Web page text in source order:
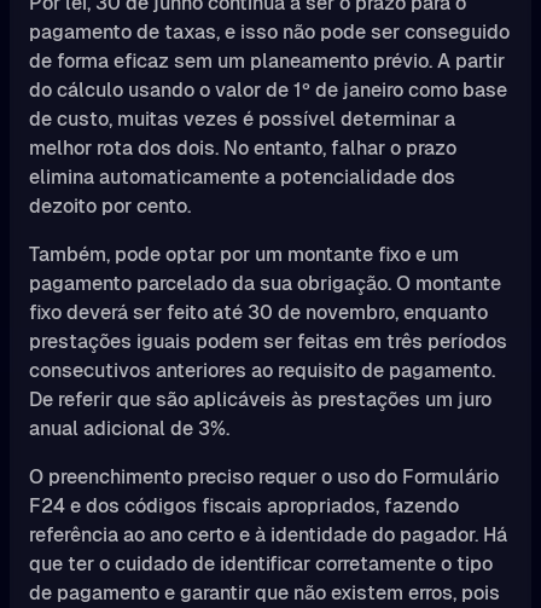
pagamento de taxas, e isso não pode ser conseguido
de forma eficaz sem um planeamento prévio. A partir
do cálculo usando o valor de 1º de janeiro como base
de custo, muitas vezes é possível determinar a
melhor rota dos dois. No entanto, falhar o prazo
elimina automaticamente a potencialidade dos
dezoito por cento.
Também, pode optar por um montante fixo e um
pagamento parcelado da sua obrigação. O montante
fixo deverá ser feito até 30 de novembro, enquanto
prestações iguais podem ser feitas em três períodos
consecutivos anteriores ao requisito de pagamento.
De referir que são aplicáveis às prestações um juro
anual adicional de 3%.
O preenchimento preciso requer o uso do Formulário
F24 e dos códigos fiscais apropriados, fazendo
referência ao ano certo e à identidade do pagador. Há
que ter o cuidado de identificar corretamente o tipo
de pagamento e garantir que não existem erros, pois